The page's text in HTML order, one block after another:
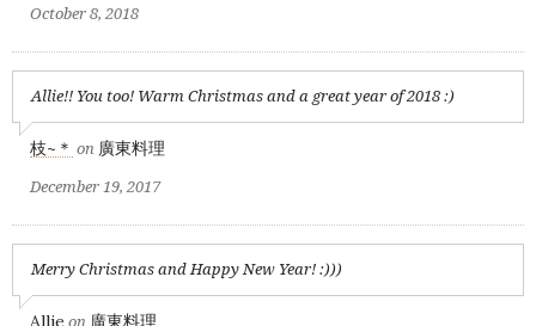
October 8, 2018
Allie!! You too! Warm Christmas and a great year of 2018 :)
枝~＊ on 廣東料理
December 19, 2017
Merry Christmas and Happy New Year! :)))
Allie on 廣東料理